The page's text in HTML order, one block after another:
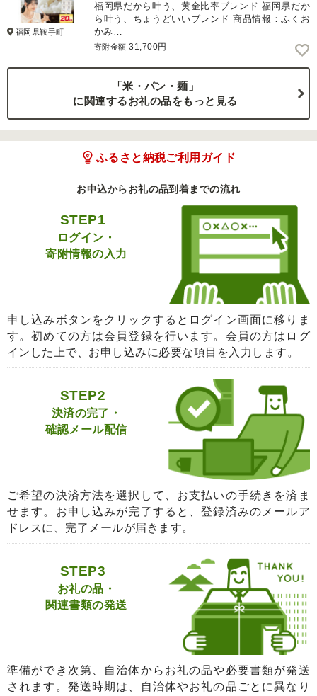
福岡県鞍手町
福岡県だから叶う、黄金比率ブレンド 福岡県だか
ら叶う、ちょうどいいブレンド 商品情報：ふくお
かみ…
寄附金額 31,700円
「米・パン・麺」
に関連するお礼の品をもっと見る
ふるさと納税ご利用ガイド
お申込からお礼の品到着までの流れ
STEP1
ログイン・
寄附情報の入力
申し込みボタンをクリックするとログイン画面に移りま
す。初めての方は会員登録を行います。会員の方はログ
インした上で、お申し込みに必要な項目を入力します。
STEP2
決済の完了・
確認メール配信
ご希望の決済方法を選択して、お支払いの手続きを済ま
せます。お申し込みが完了すると、登録済みのメールア
ドレスに、完了メールが届きます。
STEP3
お礼の品・
関連書類の発送
準備ができ次第、自治体からお礼の品や必要書類が発送
されます。発送時期は、自治体やお礼の品ごとに異なり